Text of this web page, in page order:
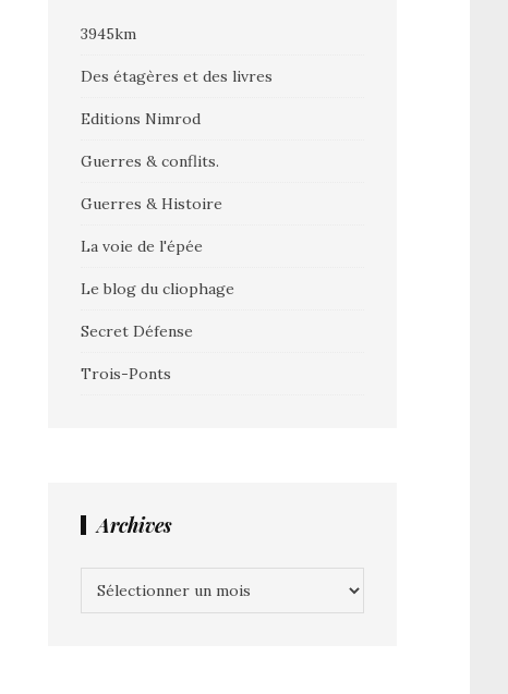
3945km
Des étagères et des livres
Editions Nimrod
Guerres & conflits.
Guerres & Histoire
La voie de l'épée
Le blog du cliophage
Secret Défense
Trois-Ponts
Archives